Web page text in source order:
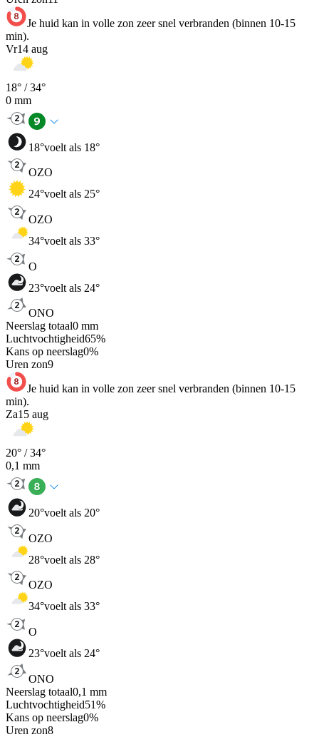
Je huid kan in volle zon zeer snel verbranden (binnen 10-15
min).
Vr14 aug
18° /34°
0 mm
18°voelt als 18°
OZO
24°voelt als 25°
OZO
34°voelt als 33°
O
23°voelt als 24°
ONO
Neerslag totaal0 mm
Luchtvochtigheid65%
Kans op neerslag0%
Uren zon9
Je huid kan in volle zon zeer snel verbranden (binnen 10-15
min).
Za15 aug
20° /34°
0,1 mm
20°voelt als 20°
OZO
28°voelt als 28°
OZO
34°voelt als 33°
O
23°voelt als 24°
ONO
Neerslag totaal0,1 mm
Luchtvochtigheid51%
Kans op neerslag0%
Uren zon8